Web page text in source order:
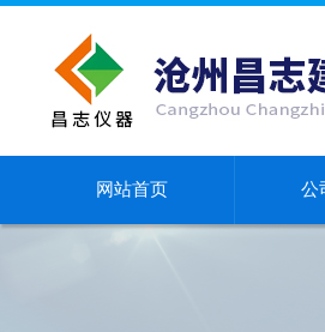
网站首页 公